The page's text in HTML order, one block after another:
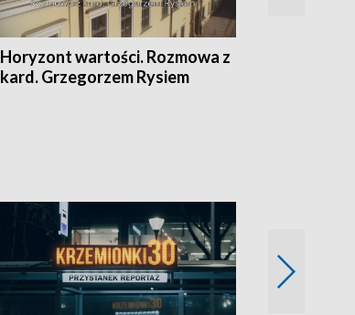
Horyzont wartości. Rozmowa z
kard. Grzegorzem Rysiem